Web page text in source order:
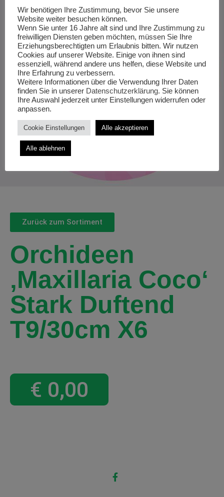
Zurück zum Sortiment
Orchideen
‚Maxillaria Coco‘
Stark Duftend
T9/30cm X6
€ 0,00
Wir benötigen Ihre Zustimmung, bevor Sie unsere
Website weiter besuchen können.
Wenn Sie unter 16 Jahre alt sind und Ihre Zustimmung zu
freiwilligen Diensten geben möchten, müssen Sie Ihre
Erziehungsberechtigten um Erlaubnis bitten. Wir nutzen
Cookies auf unserer Website. Einige von ihnen sind
essenziell, während andere uns helfen, diese Website und
Ihre Erfahrung zu verbessern.
Weitere Informationen über die Verwendung Ihrer Daten
finden Sie in unserer Datenschutzerklärung. Sie können
Ihre Auswahl jederzeit unter Einstellungen widerrufen oder
anpassen.
Cookie Einstellungen Alle akzeptieren
Alle ablehnen